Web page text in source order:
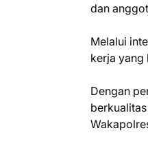
dan
Melalui
kerja yang
Dengan